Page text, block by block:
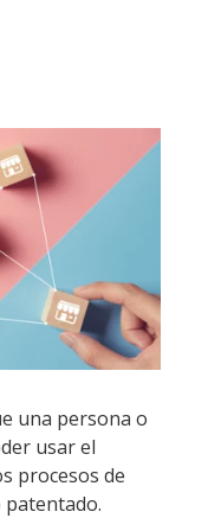
una persona o
usar el
procesos de
patentado.